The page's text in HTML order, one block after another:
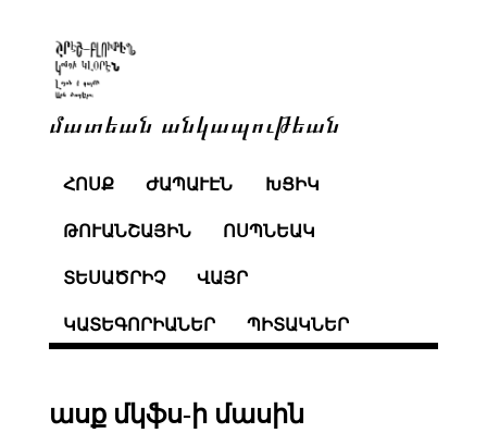
մատեան անկապութեան
ՀՈՍՔ ԺԱՊԱՒԷՆ ԽՑԻԿ
ԹՈՒԱՆՇԱՅԻՆ ՈՍՊՆԵԱԿ
ՏԵՍԱԾՐԻՉ ՎԱՅՐ
ԿԱՏԵԳՈՐԻԱՆԵՐ ՊԻՏԱԿՆԵՐ
ասք մկֆս-ի մասին